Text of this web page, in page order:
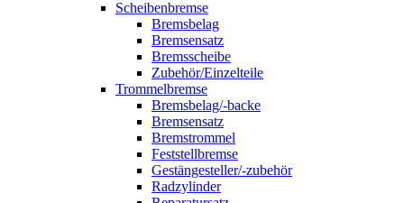
Scheibenbremse
Bremsbelag
Bremsensatz
Bremsscheibe
Zubehör/Einzelteile
Trommelbremse
Bremsbelag/-backe
Bremsensatz
Bremstrommel
Feststellbremse
Gestängesteller/-zubehör
Radzylinder